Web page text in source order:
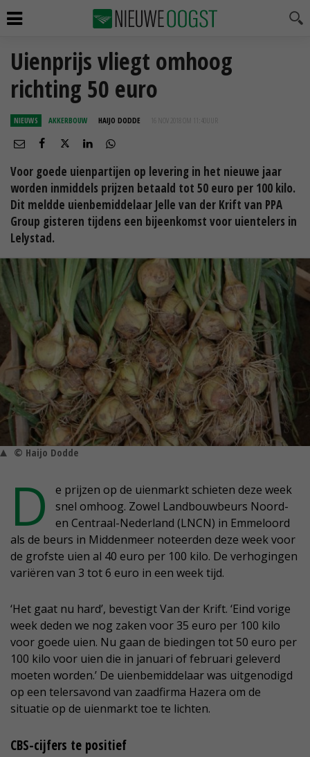
Uienprijs vliegt omhoog
richting 50 euro
NIEUWS AKKERBOUW HAIJO DODDE 16 NOV 2018 OM 11:40
Voor goede uienpartijen op levering in het nieuwe jaar
worden inmiddels prijzen betaald tot 50 euro per 100 kilo.
Dit meldde uienbemiddelaar Jelle van der Krift van PPA
Group gisteren tijdens een bijeenkomst voor uientelers in
Lelystad.
© Haijo Dodde
D
e prijzen op de uienmarkt schieten deze week
snel omhoog. Zowel Landbouwbeurs Noord-
en Centraal-Nederland (LNCN) in Emmeloord
als de beurs in Middenmeer noteerden deze week voor
de grofste uien al 40 euro per 100 kilo. De verhogingen
variëren van 3 tot 6 euro in een week tijd.
‘Het gaat nu hard’, bevestigt Van der Krift. ‘Eind vorige
week deden we nog zaken voor 35 euro per 100 kilo
voor goede uien. Nu gaan de biedingen tot 50 euro per
100 kilo voor uien die in januari of februari geleverd
moeten worden.’ De uienbemiddelaar was uitgenodigd
op een telersavond van zaadfirma Hazera om de
situatie op de uienmarkt toe te lichten.
CBS-cijfers te positief